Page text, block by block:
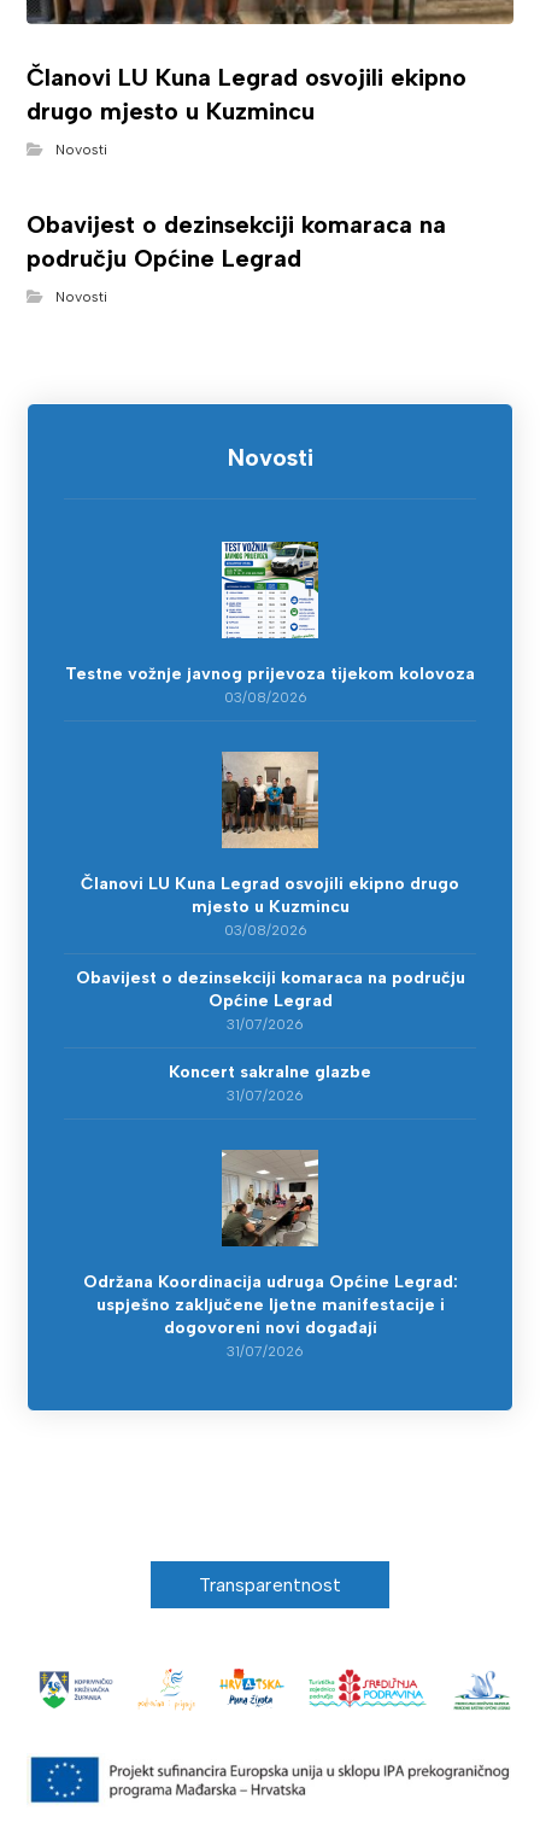
Članovi LU Kuna Legrad osvojili ekipno
drugo mjesto u Kuzmincu
Novosti
Obavijest o dezinsekciji komaraca na
području Općine Legrad
Novosti
Novosti
Testne vožnje javnog prijevoza tijekom kolovoza
03/08/2026
Članovi LU Kuna Legrad osvojili ekipno drugo
mjesto u Kuzmincu
03/08/2026
Obavijest o dezinsekciji komaraca na području
Općine Legrad
31/07/2026
Koncert sakralne glazbe
31/07/2026
Održana Koordinacija udruga Općine Legrad:
uspješno zaključene ljetne manifestacije i
dogovoreni novi događaji
31/07/2026
Transparentnost